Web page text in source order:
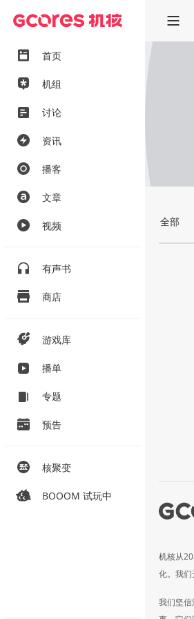
首页
机组
讨论
资讯
播客
文章
视频
有声书
商店
游戏库
播单
专题
预告
核聚变
BOOOM 试玩中
全部
机核从
化。我们
我们坚